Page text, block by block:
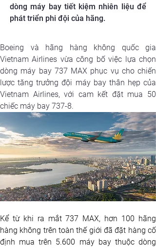
dòng máy bay tiết kiệm nhiên liệu để
phát triển phi đội của hãng.
Boeing và hãng hàng không quốc gia
Vietnam Airlines vừa công bố việc lựa chọn
dòng máy bay 737 MAX phục vụ cho chiến
lược tăng trưởng đội máy bay thân hẹp của
Vietnam Airlines, với cam kết đặt mua 50
chiếc máy bay 737-8.
Kể từ khi ra mắt 737 MAX, hơn 100 hãng
hàng không trên toàn thế giới đã đặt hàng cố
định mua trên 5.600 máy bay thuộc dòng